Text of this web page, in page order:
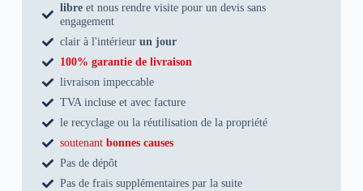
libre et nous rendre visite pour un devis sans
engagement
clair à l'intérieurun jour
100% garantie de livraison
livraison impeccable
TVA incluse et avec facture
le recyclage ou la réutilisation de la propriété
soutenantbonnes causes
Pas de dépôt
Pas de frais supplémentaires par la suite